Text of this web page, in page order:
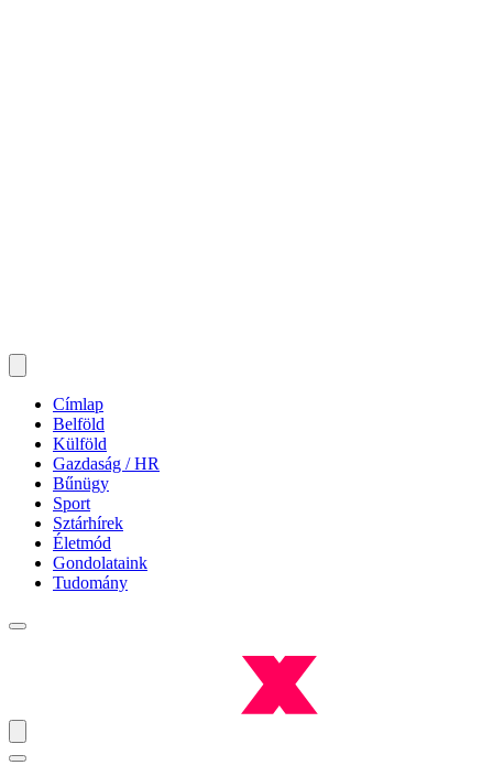
Címlap
Belföld
Külföld
Gazdaság / HR
Bűnügy
Sport
Sztárhírek
Életmód
Gondolataink
Tudomány